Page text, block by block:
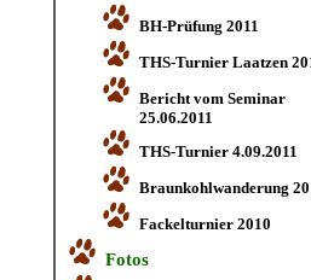
BH-Prüfung 2011
THS-Turnier Laatzen
Bericht vom Seminar
25.06.2011
THS-Turnier 4.09.2011
Braunkohlwanderung
Fackelturnier 2010
Fotos